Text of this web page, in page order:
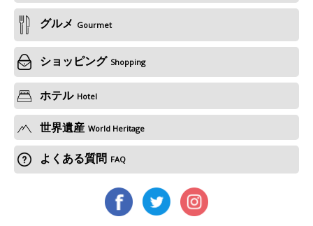
グルメ Gourmet
ショッピング Shopping
ホテル Hotel
世界遺産 World Heritage
よくある質問 FAQ